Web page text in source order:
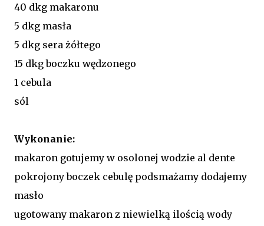
40 dkg makaronu
5 dkg masła
5 dkg sera żółtego
15 dkg boczku wędzonego
1 cebula
sól
Wykonanie:
makaron gotujemy w osolonej wodzie al dente
pokrojony boczek cebulę podsmażamy dodajemy
masło
ugotowany makaron z niewielką ilością wody